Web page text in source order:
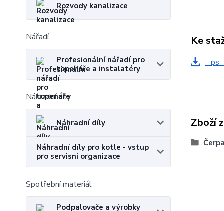
Rozvody kanalizace
Nářadí
Profesionální nářadí pro
topenáře a instalatéry
Náhradní díly
Náhradní díly
Náhradní díly pro kotle - vstup
pro servisní organizace
Spotřební materiál
Podpalovače a výrobky
Ke
Zboží